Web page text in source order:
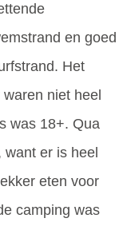
en goed
Het
niet heel
was 18+. Qua
er is heel
eten voor
camping was